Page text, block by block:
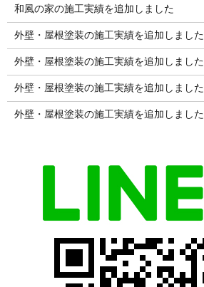
和風の家の施工実績を追加しました
外壁・屋根塗装の施工実績を追加しました
外壁・屋根塗装の施工実績を追加しました
外壁・屋根塗装の施工実績を追加しました
外壁・屋根塗装の施工実績を追加しました